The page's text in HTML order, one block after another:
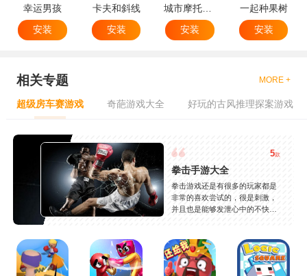
幸运男孩
安装
卡夫和斜线
安装
城市摩托特技
安装
一起种果树
安装
相关专题 MORE +
超级房车赛游戏 奇葩游戏大全 好玩的古风推理探案游戏
5款
拳击手游大全
拳击游戏还是有很多的玩家都是
非常的喜欢尝试的，很是刺激，
并且也是能够发泄心中的不快
是一些格斗的游戏，其实是非常
的有趣，也是相当的刺激的，游
戏中是有一些不同的场景都是能